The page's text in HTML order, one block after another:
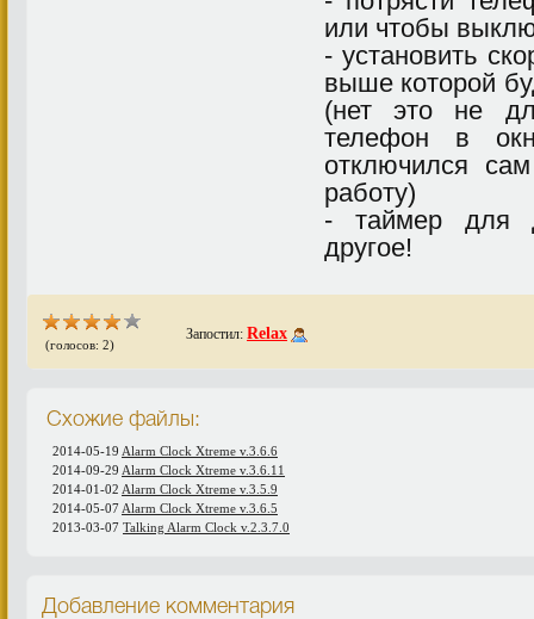
или чтобы
- установить
выше которой
(нет это не
телефон в
отключился
работу)
- таймер для
другое!
(голосов: 2)
Запостил: Relax
Схожие файлы:
2014-05-19 Alarm Clock Xtreme v.3.6.6
2014-09-29 Alarm Clock Xtreme v.3.6.11
2014-01-02 Alarm Clock Xtreme v.3.5.9
2014-05-07 Alarm Clock Xtreme v.3.6.5
2013-03-07 Talking Alarm Clock v.2.3.7.0
Добавление комментария